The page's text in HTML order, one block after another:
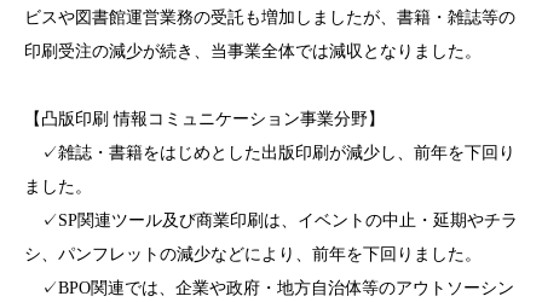
ビスや図書館運営業務の受託も増加しましたが、書籍・雑誌等の
印刷受注の減少が続き、当事業全体では減収となりました。
【凸版印刷 情報コミュニケーション事業分野】
✓雑誌・書籍をはじめとした出版印刷が減少し、前年を下回り
ました。
✓SP関連ツール及び商業印刷は、イベントの中止・延期やチラ
シ、パンフレットの減少などにより、前年を下回りました。
✓BPO関連では、企業や政府・地方自治体等のアウトソーシン